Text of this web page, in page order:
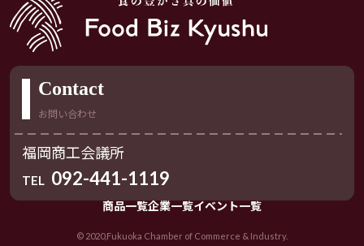
Contact
お問い合わせ
福岡商工会議所
TEL 092-441-1119
商品一覧企業一覧イベント一覧
© 2020,Fukuoka Chamber of Commerce & Industry.